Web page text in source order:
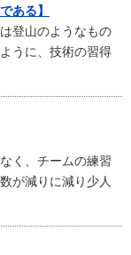
ある】
登山のようなもの
うに、技術の習得
く、チームの練習
が減りに減り少人